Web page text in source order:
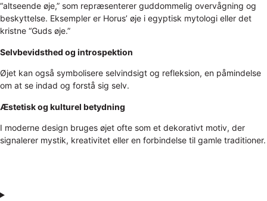
“altseende øje,” som repræsenterer guddommelig overvågning og
beskyttelse. Eksempler er Horus’ øje i egyptisk mytologi eller det
kristne “Guds øje.”
Selvbevidsthed og introspektion
Øjet kan også symbolisere selvindsigt og refleksion, en påmindelse
om at se indad og forstå sig selv.
Æstetisk og kulturel betydning
I moderne design bruges øjet ofte som et dekorativt motiv, der
signalerer mystik, kreativitet eller en forbindelse til gamle traditioner.